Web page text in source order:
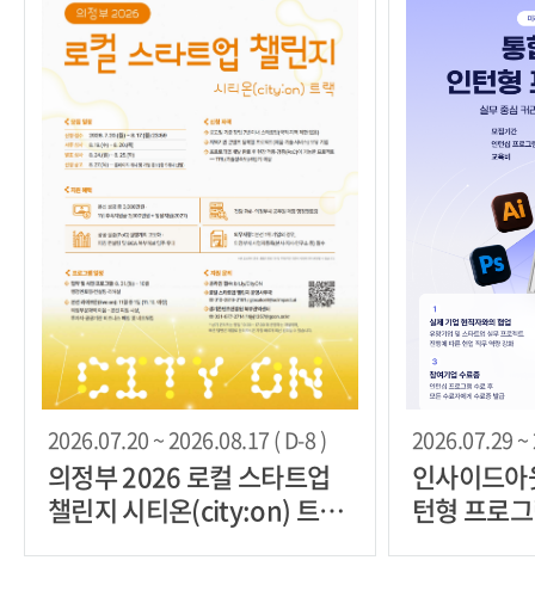
2026.07.20 ~ 2026.08.17 ( D-8 )
의정부 2026 로컬 스타트업
챌린지 시티온(city:on) 트랙
2026.07.29
인사이드
턴형 프로